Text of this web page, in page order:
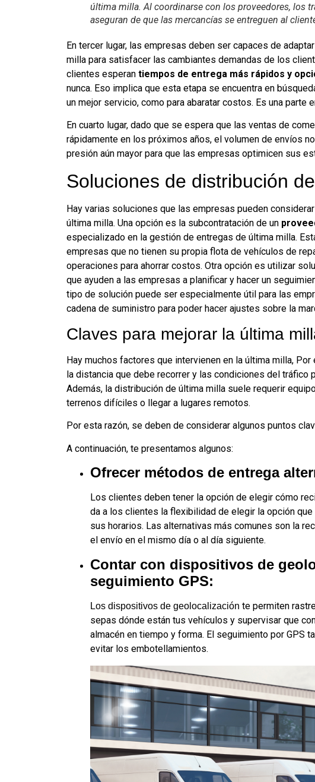
última milla. Al coordinarse con los proveedores, los
aseguran de que las mercancías se entreguen al
En tercer lugar, las empresas deben ser capaces de
milla para satisfacer las cambiantes demandas de los
clientes esperan tiempos de entrega más rápidos y
nunca. Eso implica que esta etapa se encuentra en
un mejor servicio, como para abaratar costos. Es una parte
En cuarto lugar, dado que se espera que las ventas de
rápidamente en los próximos años, el volumen de envíos
presión aún mayor para que las empresas optimicen sus
Soluciones de distribución
Hay varias soluciones que las empresas pueden
última milla. Una opción es la subcontratación de un
especializado en la gestión de entregas de última milla.
empresas que no tienen su propia flota de vehículos de
operaciones para ahorrar costos. Otra opción es utilizar
que ayuden a las empresas a planificar y hacer un
tipo de solución puede ser especialmente útil para las
cadena de suministro para poder hacer ajustes sobre la
Claves para mejorar la última
Hay muchos factores que intervienen en la última milla,
la distancia que debe recorrer y las condiciones del tráfico
Además, la distribución de última milla suele requerir
terrenos difíciles o llegar a lugares remotos.
Por esta razón, se deben de considerar algunos puntos
A continuación, te presentamos algunos:
Ofrecer métodos de entrega
Los clientes deben tener la opción de elegir cómo
da a los clientes la flexibilidad de elegir la opción
sus horarios. Las alternativas más comunes son la
el envío en el mismo día o al día siguiente.
Contar con dispositivos de
seguimiento GPS:
Los dispositivos de geolocalización te permiten
sepas dónde están tus vehículos y supervisar que
almacén en tiempo y forma. El seguimiento por GPS
evitar los embotellamientos.